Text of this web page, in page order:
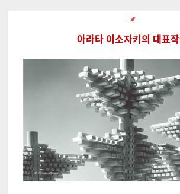
아라타 이소자키의 대표